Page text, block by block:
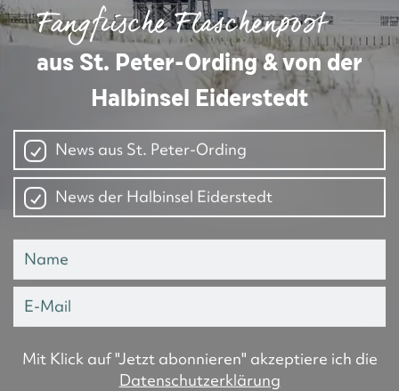
Fangfrische Flaschenpost
aus St. Peter-Ording & von der
Halbinsel Eiderstedt
News aus St. Peter-Ording
News der Halbinsel Eiderstedt
Mit Klick auf "Jetzt abonnieren" akzeptiere ich die
Datenschutzerklärung